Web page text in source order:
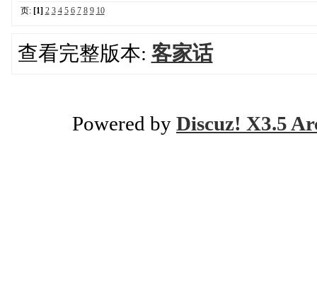
页: [1] 2 3 4 5 6 7 8 9 10
查看完整版本: 客家话
Powered by Discuz! X3.5